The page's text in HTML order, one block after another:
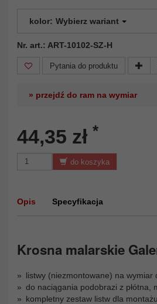
kolor: Wybierz wariant
Nr. art.: ART-10102-SZ-H
Pytania do produktu
» przejdź do ram na wymiar
44,35 zł *
do koszyka
Opis Specyfikacja
Krosna malarskie
listwy (niezmontowane) na wymiar
do naciągania podobrazi z płótna,
kompletny zestaw listw dla